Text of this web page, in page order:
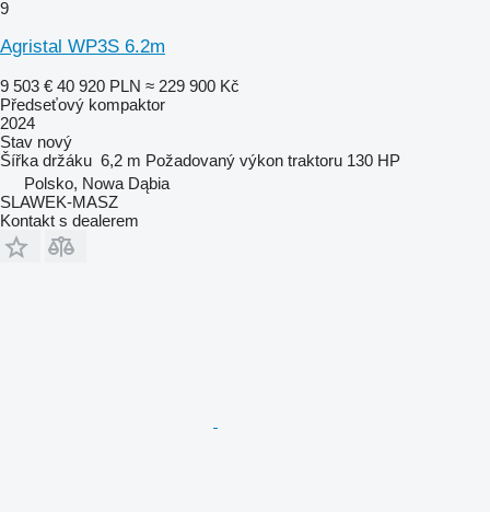
9
Agristal WP3S 6.2m
9 503 € 40 920 PLN ≈ 229 900 Kč
Předseťový kompaktor
2024
Stav nový
Šířka držáku 6,2 m Požadovaný výkon traktoru 130 HP
Polsko, Nowa Dąbia
SLAWEK-MASZ
Kontakt s dealerem